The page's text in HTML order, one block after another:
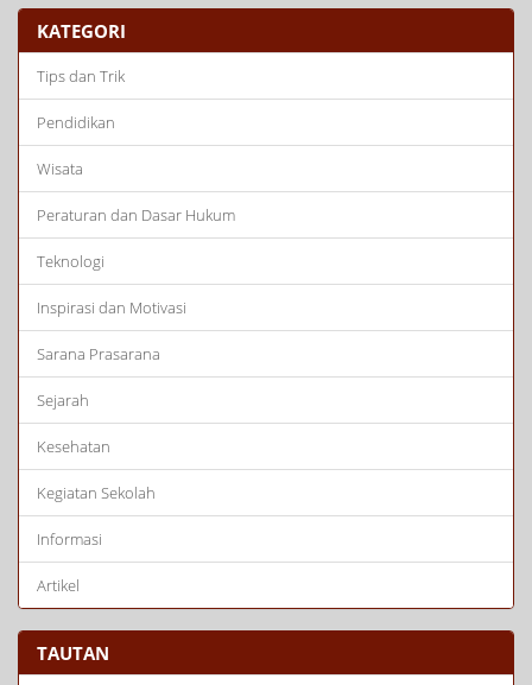
KATEGORI
Tips dan Trik
Pendidikan
Wisata
Peraturan dan Dasar Hukum
Teknologi
Inspirasi dan Motivasi
Sarana Prasarana
Sejarah
Kesehatan
Kegiatan Sekolah
Informasi
Artikel
TAUTAN